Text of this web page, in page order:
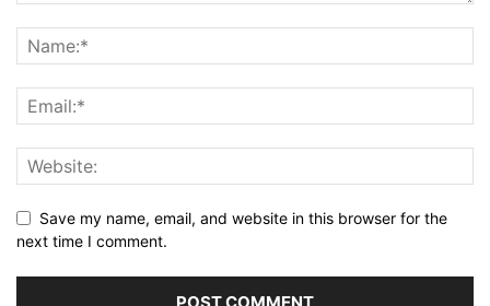
Save my name, email, and website in this browser for the
next time I comment.